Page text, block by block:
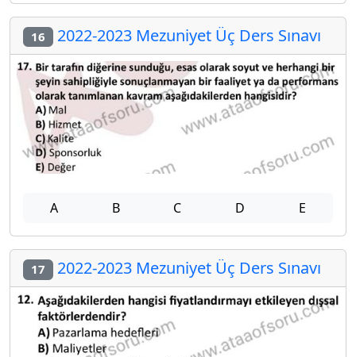
16 2022-2023 Mezuniyet Üç Ders Sınavı
A B C D E
17 2022-2023 Mezuniyet Üç Ders Sınavı